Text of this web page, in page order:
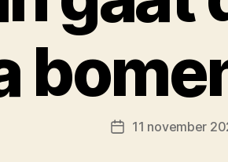
Berichtdatum
11 november